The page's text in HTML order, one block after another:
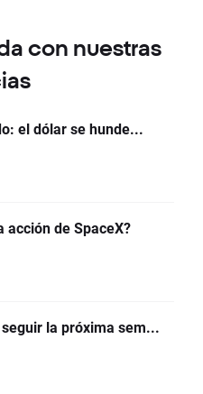
con nuestras
el dólar se hunde...
acción de SpaceX?
la próxima sem...